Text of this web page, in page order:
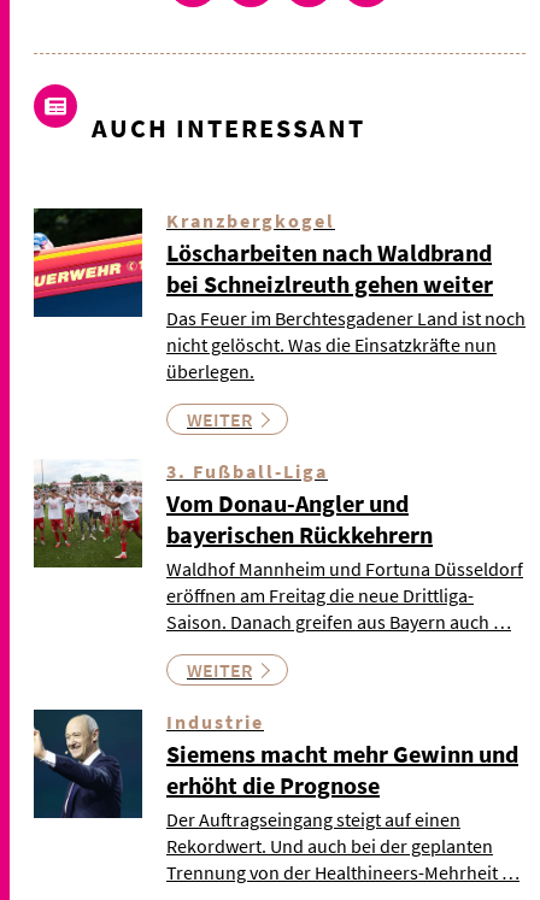
AUCH INTERESSANT
Kranzbergkogel
Löscharbeiten nach Waldbrand
bei Schneizlreuth gehen weiter
Das Feuer im Berchtesgadener Land ist noch
nicht gelöscht. Was die Einsatzkräfte nun
überlegen.
WEITER
3. Fußball-Liga
Vom Donau-Angler und
bayerischen Rückkehrern
Waldhof Mannheim und Fortuna Düsseldorf
eröffnen am Freitag die neue Drittliga-
Saison. Danach greifen aus Bayern auch …
WEITER
Industrie
Siemens macht mehr Gewinn und
erhöht die Prognose
Der Auftragseingang steigt auf einen
Rekordwert. Und auch bei der geplanten
Trennung von der Healthineers-Mehrheit …